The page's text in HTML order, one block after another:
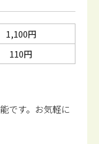
1,100円
110円
です。 お気軽に